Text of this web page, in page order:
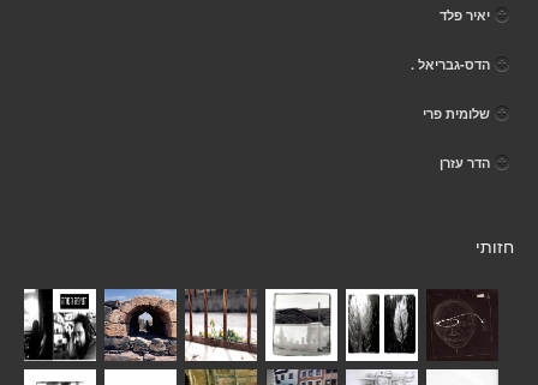
יאיר פלד
הדס-גבריאל .
שלומית פרי
הדר עזרן
חזותי